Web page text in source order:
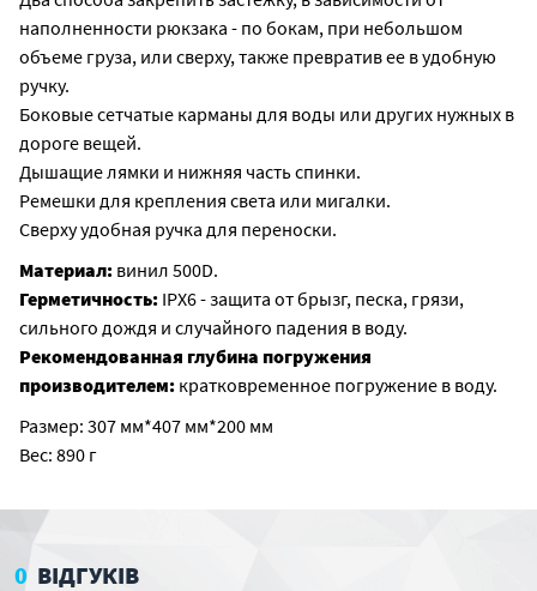
наполненности рюкзака - по бокам, при небольшом
объеме груза, или сверху, также превратив ее в удобную
ручку.
Боковые сетчатые карманы для воды или других нужных в
дороге вещей.
Дышащие лямки и нижняя часть спинки.
Ремешки для крепления света или мигалки.
Сверху удобная ручка для переноски.
Материал: винил 500D.
Герметичность: IPX6 - защита от брызг, песка, грязи,
сильного дождя и случайного падения в воду.
Рекомендованная глубина погружения
производителем: кратковременное погружение в воду.
Размер: 307 мм*407 мм*200 мм
Вес: 890 г
0 ВІДГУКІВ